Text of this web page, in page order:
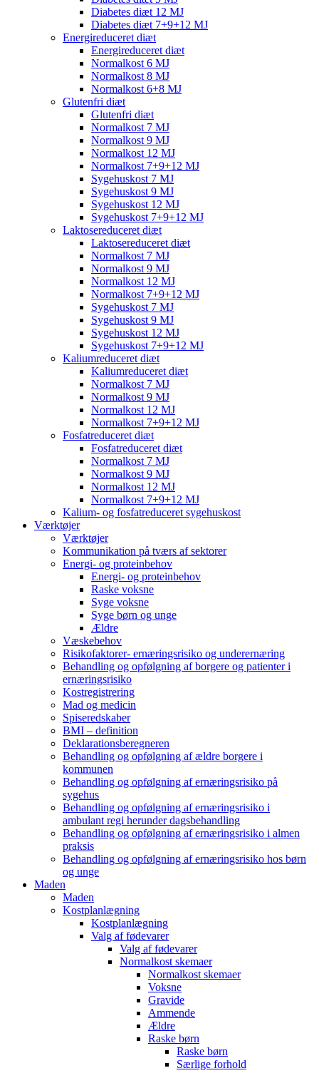
Diabetes diæt 12 MJ
Diabetes diæt 7+9+12 MJ
Energireduceret diæt
Energireduceret diæt
Normalkost 6 MJ
Normalkost 8 MJ
Normalkost 6+8 MJ
Glutenfri diæt
Glutenfri diæt
Normalkost 7 MJ
Normalkost 9 MJ
Normalkost 12 MJ
Normalkost 7+9+12 MJ
Sygehuskost 7 MJ
Sygehuskost 9 MJ
Sygehuskost 12 MJ
Sygehuskost 7+9+12 MJ
Laktosereduceret diæt
Laktosereduceret diæt
Normalkost 7 MJ
Normalkost 9 MJ
Normalkost 12 MJ
Normalkost 7+9+12 MJ
Sygehuskost 7 MJ
Sygehuskost 9 MJ
Sygehuskost 12 MJ
Sygehuskost 7+9+12 MJ
Kaliumreduceret diæt
Kaliumreduceret diæt
Normalkost 7 MJ
Normalkost 9 MJ
Normalkost 12 MJ
Normalkost 7+9+12 MJ
Fosfatreduceret diæt
Fosfatreduceret diæt
Normalkost 7 MJ
Normalkost 9 MJ
Normalkost 12 MJ
Normalkost 7+9+12 MJ
Kalium- og fosfatreduceret sygehuskost
Værktøjer
Værktøjer
Kommunikation på tværs af sektorer
Energi- og proteinbehov
Energi- og proteinbehov
Raske voksne
Syge voksne
Syge børn og unge
Ældre
Væskebehov
Risikofaktorer- ernæringsrisiko og underernæring
Behandling og opfølgning af borgere og patienter i
ernæringsrisiko
Kostregistrering
Mad og medicin
Spiseredskaber
BMI – definition
Deklarationsberegneren
Behandling og opfølgning af ældre borgere i
kommunen
Behandling og opfølgning af ernæringsrisiko på
sygehus
Behandling og opfølgning af ernæringsrisiko i
ambulant regi herunder dagsbehandling
Behandling og opfølgning af ernæringsrisiko i almen
praksis
Behandling og opfølgning af ernæringsrisiko hos børn
og unge
Maden
Maden
Kostplanlægning
Kostplanlægning
Valg af fødevarer
Valg af fødevarer
Normalkost skemaer
Normalkost skemaer
Voksne
Gravide
Ammende
Ældre
Raske børn
Raske børn
Særlige forhold